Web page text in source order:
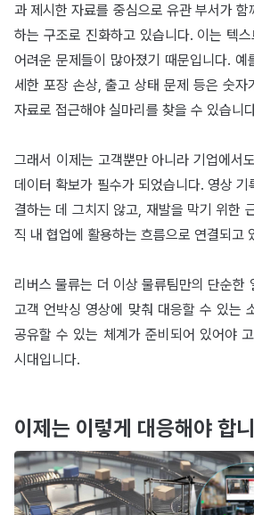
과 제시한 자료를 중심으로 유관 부서가
하는 구조로 진화하고 있습니다. 이는 텍스
어려운 문제들이 많아졌기 때문입니다. 예
세한 포장 손상, 출고 상태 문제 등은 숫자
자료로 접근해야 실마리를 찾을 수 있습니
그래서 이제는 고객뿐만 아니라 기업에서
데이터 확보가 필수가 되었습니다. 영상 기
결하는 데 그치지 않고, 재발을 막기 위한
직 내 협업에 활용하는 흐름으로 연결되고
리버스 물류는 더 이상 물류팀만의 단순한
고객 언박싱 영상에 맞춰 대응할 수 있는
공유할 수 있는 체계가 준비되어 있어야
시대입니다.
이제는 이렇게 대응해야 합